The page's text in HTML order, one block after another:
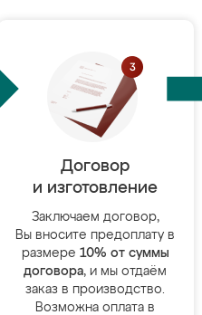
Договор
и изготовление
Заключаем договор,
Вы вносите предоплату в
размере 10% от суммы
договора, и мы отдаём
заказ в производство.
Возможна оплата в